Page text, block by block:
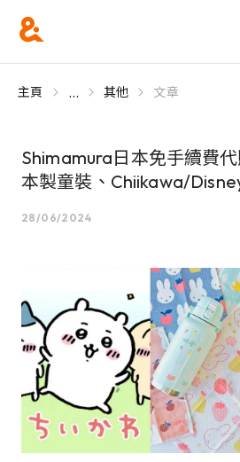
主頁 ... 其他 文章
Shimamura日本免手續費
本製童裝、Chiikawa/
28/06/2024